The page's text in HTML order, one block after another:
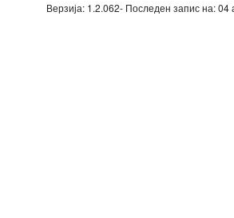
Верзија: 1.2.062- Последен запис на: 04